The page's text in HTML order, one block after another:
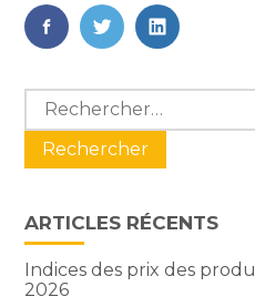
FaceBook
TwitterLinkedIn
Blog
sidebar
Rechercher :
ARTICLES RÉCENTS
Indices des prix des
2026